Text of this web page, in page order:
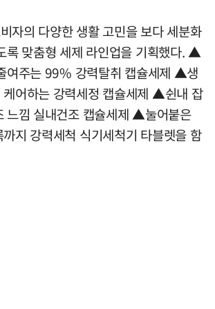
자의 다양한 생활 고민을 보다 세분화
록 맞춤형 세제 라인업을 기획했다. ▲
여주는 99% 강력탈취 캡슐세제 ▲생
케어하는 강력세정 캡슐세제 ▲쉰내 잡
느낌 실내건조 캡슐세제 ▲눌어붙은
지 강력세척 식기세척기 타블렛을 함